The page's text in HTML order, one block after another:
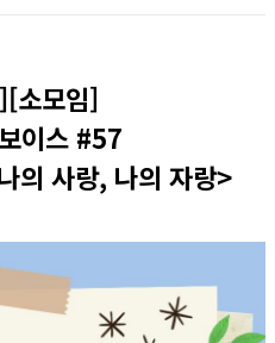
소모임]
이스 #57
의 사랑, 나의 자랑>